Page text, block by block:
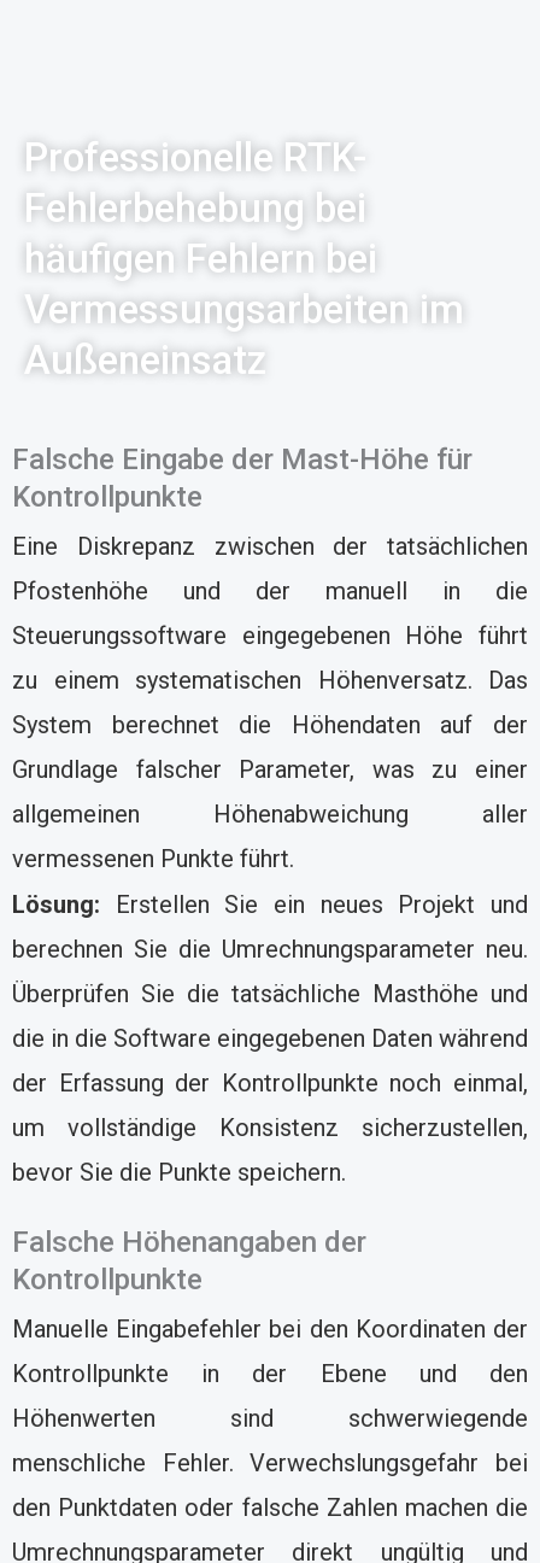
Professionelle RTK-
Fehlerbehebung bei
häufigen Fehlern bei
Vermessungsarbeiten im
Außeneinsatz
Falsche Eingabe der Mast-Höhe für
Kontrollpunkte
Eine Diskrepanz zwischen der tatsächlichen
Pfostenhöhe und der manuell in die
Steuerungssoftware eingegebenen Höhe führt
zu einem systematischen Höhenversatz. Das
System berechnet die Höhendaten auf der
Grundlage falscher Parameter, was zu einer
allgemeinen Höhenabweichung aller
vermessenen Punkte führt.
Lösung: Erstellen Sie ein neues Projekt und
berechnen Sie die Umrechnungsparameter neu.
Überprüfen Sie die tatsächliche Masthöhe und
die in die Software eingegebenen Daten während
der Erfassung der Kontrollpunkte noch einmal,
um vollständige Konsistenz sicherzustellen,
bevor Sie die Punkte speichern.
Falsche Höhenangaben der
Kontrollpunkte
Manuelle Eingabefehler bei den Koordinaten der
Kontrollpunkte in der Ebene und den
Höhenwerten sind schwerwiegende
menschliche Fehler. Verwechslungsgefahr bei
den Punktdaten oder falsche Zahlen machen die
Umrechnungsparameter direkt ungültig und